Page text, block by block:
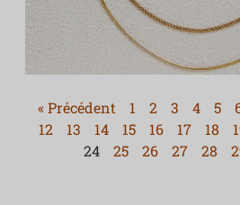
« Précédent 1 2 3 4 5
12
13 14 15 16 17 18
24
25 26 27 28